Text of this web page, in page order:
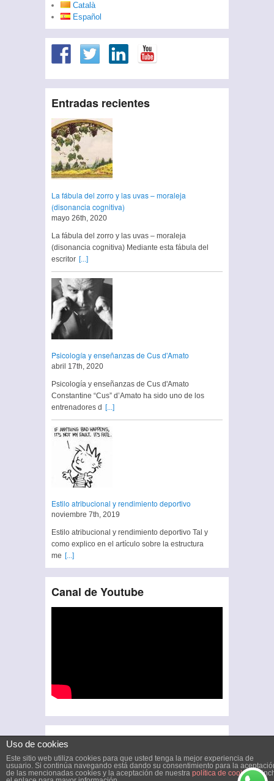
Català
Español
Entradas recientes
La fábula del zorro y las uvas – moraleja
(disonancia cognitiva)
mayo 26th, 2020
La fábula del zorro y las uvas – moraleja
(disonancia cognitiva) Mediante esta fábula del
escritor [...]
Psicología y enseñanzas de Cus d'Amato
abril 17th, 2020
Psicología y enseñanzas de Cus d'Amato
Constantine “Cus” d’Amato ha sido uno de los
entrenadores d
[...]
Estilo atribucional y rendimiento deportivo
noviembre 7th, 2019
Estilo atribucional y rendimiento deportivo Tal y
como explico en el artículo sobre la estructura
me [...]
Canal de Youtube
Uso de cookies
Este sitio web utiliza cookies para que usted tenga la mejor experiencia de
usuario. Si continúa navegando está dando su consentimiento para la
de las mencionadas cookies y la aceptación de nuestra política de cookies,